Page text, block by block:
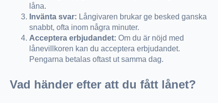
låna.
Invänta svar: Långivaren brukar ge besked ganska
snabbt, ofta inom några minuter.
Acceptera erbjudandet: Om du är nöjd med
lånevillkoren kan du acceptera erbjudandet.
Pengarna betalas oftast ut samma dag.
Vad händer efter att du fått lånet?